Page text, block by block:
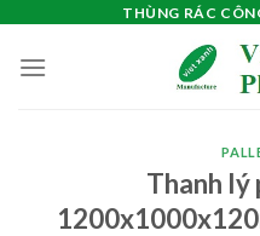
content
THÙNG RÁC
Thanh